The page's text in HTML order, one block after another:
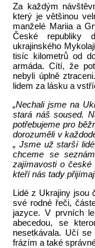
Za každým
který je většinou
manželé Mariia a
České republiky
ukrajinského
tisíc kilometrů od
armáda. Cítí, že
nebyli úplně
lidem za lásku a
„Nechali jsme na
stará náš soused.
potřebujeme pro
dorozuměli v
„ Jsme už starší
chceme se
zajímavosti o české
kteří nás tady
Lidé z Ukrajiny jsou
své rodné řeči,
jazyce. V prvních
abecedou, se
nesetkávala. Učí
frázím a také